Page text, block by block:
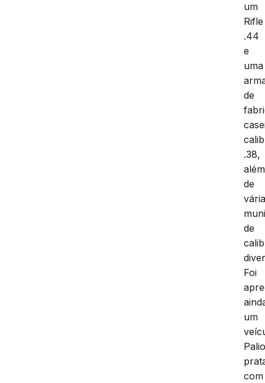
um
Rifle
.44
e
uma
de
.38,
além
de
de
Foi
um
com